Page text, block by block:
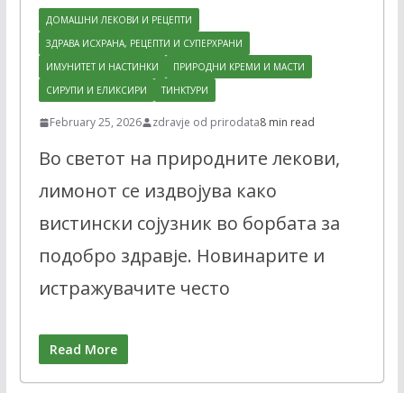
ДОМАШНИ ЛЕКОВИ И РЕЦЕПТИ
ЗДРАВА ИСХРАНА, РЕЦЕПТИ И СУПЕРХРАНИ
ИМУНИТЕТ И НАСТИНКИ
ПРИРОДНИ КРЕМИ И МАСТИ
СИРУПИ И ЕЛИКСИРИ
ТИНКТУРИ
February 25, 2026 zdravje od prirodata8 min read
Во светот на природните лекови,
лимонот се издвојува како
вистински сојузник во борбата за
подобро здравје. Новинарите и
истражувачите често
Read More